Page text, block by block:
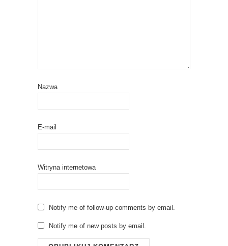
Nazwa
E-mail
Witryna internetowa
Notify me of follow-up comments by email.
Notify me of new posts by email.